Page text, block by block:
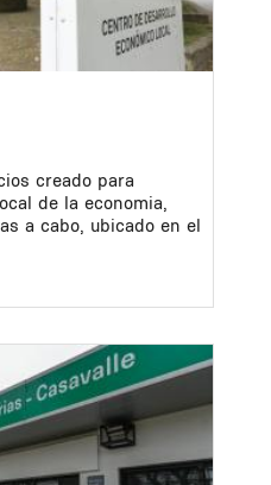
creado para
de la economia,
a cabo, ubicado en el